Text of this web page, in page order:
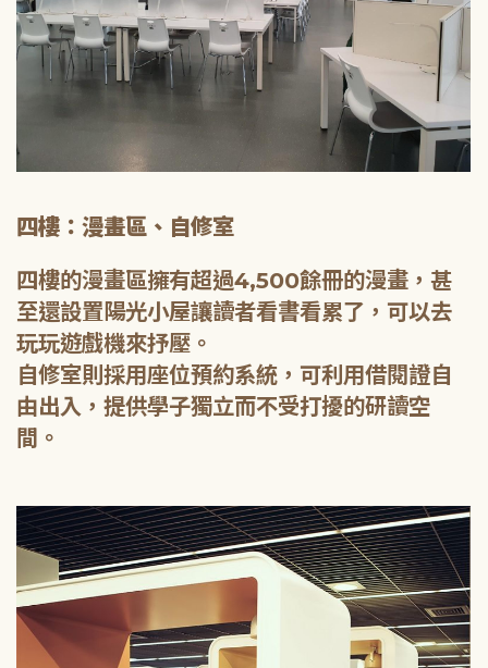
四樓：漫畫區、自修室
四樓的漫畫區擁有超過4,500餘冊的漫畫，甚
至還設置陽光小屋讓讀者看書看累了，可以去
玩玩遊戲機來抒壓。
自修室則採用座位預約系統，可利用借閱證自
由出入，提供學子獨立而不受打擾的研讀空
間。